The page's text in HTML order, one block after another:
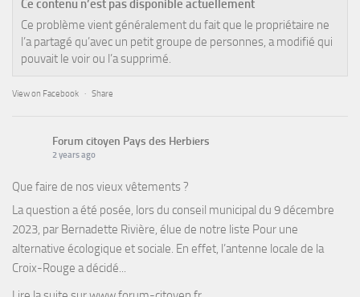
Ce contenu n’est pas disponible actuellement
Ce problème vient généralement du fait que le propriétaire ne
l’a partagé qu’avec un petit groupe de personnes, a modifié qui
pouvait le voir ou l’a supprimé.
View on Facebook · Share
Forum citoyen Pays des Herbiers
2 years ago
Que faire de nos vieux vêtements ?
La question a été posée, lors du conseil municipal du 9 décembre
2023, par Bernadette Rivière, élue de notre liste Pour une
alternative écologique et sociale. En effet, l’antenne locale de la
Croix-Rouge a décidé...